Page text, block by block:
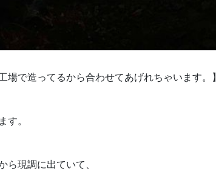
場で造ってるから合わせてあげれちゃいます。】
す。
ら現調に出ていて、